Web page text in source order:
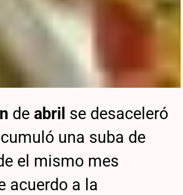
deabril se desaceleró
una suba de
el mismo mes
acuerdo a la